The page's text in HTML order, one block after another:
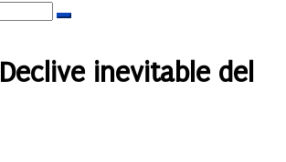
Declive inevitable del